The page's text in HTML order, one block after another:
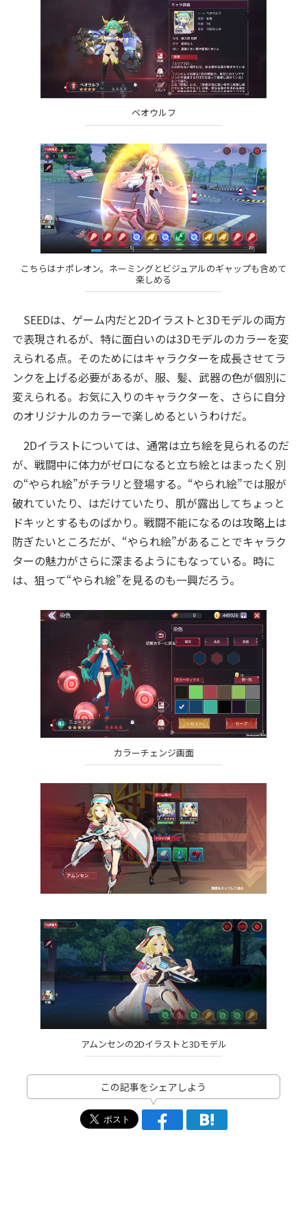
ベオウルフ
こちらはナポレオン。ネーミングとビジュアルのギャップも含めて
楽しめる
SEEDは、ゲーム内だと2Dイラストと3Dモデルの両方
で表現されるが、特に面白いのは3Dモデルのカラーを変
えられる点。そのためにはキャラクターを成長させてラ
ンクを上げる必要があるが、服、髪、武器の色が個別に
変えられる。お気に入りのキャラクターを、さらに自分
のオリジナルのカラーで楽しめるというわけだ。
2Dイラストについては、通常は立ち絵を見られるのだ
が、戦闘中に体力がゼロになると立ち絵とはまったく別
の“やられ絵”がチラリと登場する。“やられ絵”では服が
破れていたり、はだけていたり、肌が露出してちょっと
ドキッとするものばかり。戦闘不能になるのは攻略上は
防ぎたいところだが、“やられ絵”があることでキャラク
ターの魅力がさらに深まるようにもなっている。時に
は、狙って“やられ絵”を見るのも一興だろう。
カラーチェンジ画面
アムンセンの2Dイラストと3Dモデル
この記事をシェアしよう